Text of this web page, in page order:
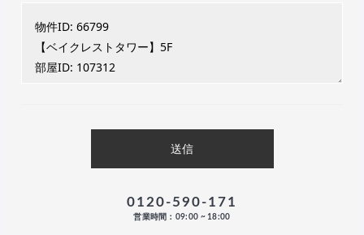
0120-590-171
営業時間：09:00 ~ 18:00